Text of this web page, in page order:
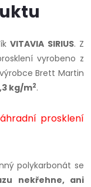
VITAVIA SIRIUS. Z
vyrobeno z
Brett Martin
kg/m2.
prosklení
polykarbonát se
nekřehne, ani